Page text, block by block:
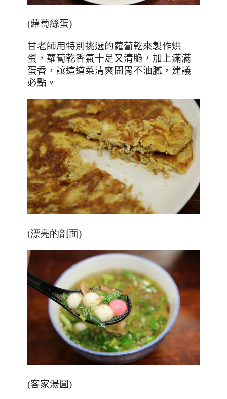
(蘿蔔絲蛋)
甘老師用特別挑選的蘿蔔乾來製作烘
蛋，蘿蔔乾香氣十足又清脆，加上滿滿
蛋香，讓這道菜清爽開胃不油膩，建議
必點。
(漂亮的剖面)
(客家湯圓)